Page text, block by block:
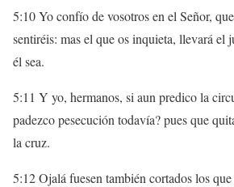
5:10 Yo confío de vosotros en el Señor,
sentiréis: mas el que os inquieta, llevará el
él sea.
5:11 Y yo, hermanos, si aun predico la
padezco pesecución todavía? pues que
la cruz.
5:12 Ojalá fuesen también cortados los